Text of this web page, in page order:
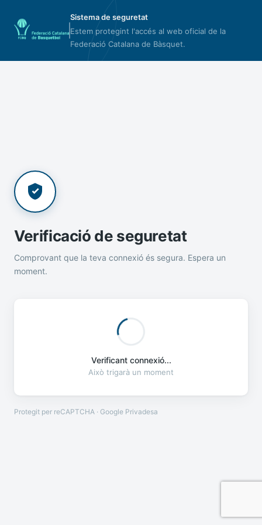
Sistema de seguretat
Estem protegint l'accés al web oficial de la
Federació Catalana de Bàsquet.
Verificació de seguretat
Comprovant que la teva connexió és segura. Espera un
moment.
Verificant connexió...
Això trigarà un moment
Protegit per reCAPTCHA · Google Privadesa